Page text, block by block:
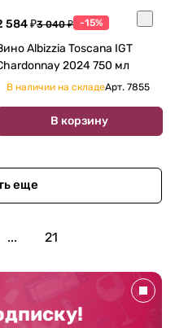
584 ₽3 040 ₽ -15%
Albizzia Toscana IGT
Chardonnay 2024 750 мл
В наличии на складеАрт. 7855
В корзину
еще
... 21